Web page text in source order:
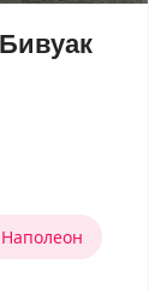
Наполеон